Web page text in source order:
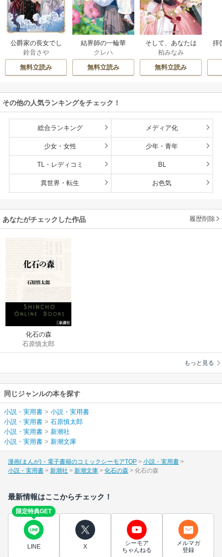
公爵家の長女でし
た
鈴音さや
無料立読み
結界師の一輪華
クレハ
無料立読み
そして、あなたは
私を捨てる
柏みなみ
無料立読み
拝
その他の人気ランキングをチェック！
総合ランキング メディア化
少女・女性 少年・青年
TL・レディコミ BL
異世界・転生 お色気
あなたがチェックした作品 履歴削除
化石の森
石原慎太郎
もっと見る
同じジャンルの本を探す
小説・実用書 > 小説・実用書
小説・実用書 > 石原慎太郎
小説・実用書 > 新潮社
小説・実用書 > 新潮文庫
漫画(まんが)・電子書籍のコミックシーモアTOP
小説・実用書
小説・実用書
新潮社 新潮文庫 化石の森 化石の森
最新情報はここからチェック！
限定特典GET
LINE X
シーモア
ちゃんねる
メルマガ
登録